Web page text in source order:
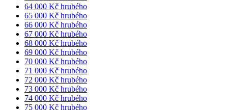
64 000 Kč hrubého
65 000 Kč hrubého
66 000 Kč hrubého
67 000 Kč hrubého
68 000 Kč hrubého
69 000 Kč hrubého
70 000 Kč hrubého
71 000 Kč hrubého
72 000 Kč hrubého
73 000 Kč hrubého
74 000 Kč hrubého
75 000 Kč hrubého